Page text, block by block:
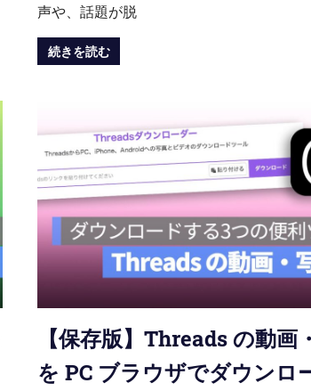
声や、話題が脱
続きを読む
【保存版】Threads の動画
を PC ブラウザでダウンロ